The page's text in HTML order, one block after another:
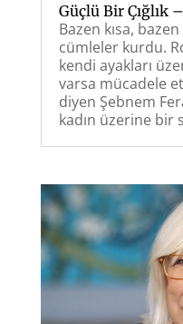
Güçlü Bir Çığlık
Bazen kısa,
cümleler kurdu.
kendi ayakları
varsa mücadele
diyen Şebnem
kadın üzerine bir